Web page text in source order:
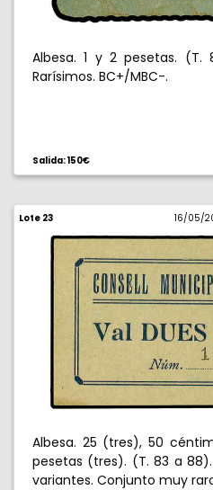
Albesa. 1 y 2 pesetas.
Rarísimos. BC+/MBC-.
Salida: 150€
Lote 23 16/05/
Albesa. 25 (tres), 50
pesetas (tres). (T. 83 a
variantes. Conjunto muy